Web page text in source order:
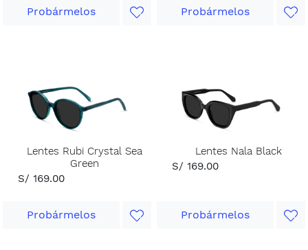
Probármelos Probármelos
Lentes Rubi Crystal Sea
Green
S/ 169.00
Probármelos
Lentes Nala Black
S/ 169.00
Probármelos